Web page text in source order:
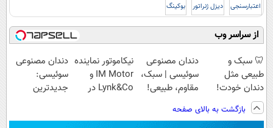
اعتبارسنجی دیزل ژنراتور بوکینگ
از سراسر وب
🦷 سبک و
طبیعی مثل
دندان خودت!
نصب آسان و
پرداخت اقساطی
دندان مصنوعی
سوئیسی | سبک،
مقاوم، طبیعی!
رایگان+پرداخت
نیکاموتور نماینده
IM Motor و
Lynk&Co در
دندان مصنوعی
سوئیسی:
جدیدترین
بازگشت به بالای صفحه